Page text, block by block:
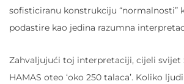
sofisticiranu konstrukciju “normalnosti”
podastire kao jedina razumna
Zahvaljujući toj interpretaciji, cijeli svijet
HAMAS oteo ‘oko 250 talaca’. Koliko